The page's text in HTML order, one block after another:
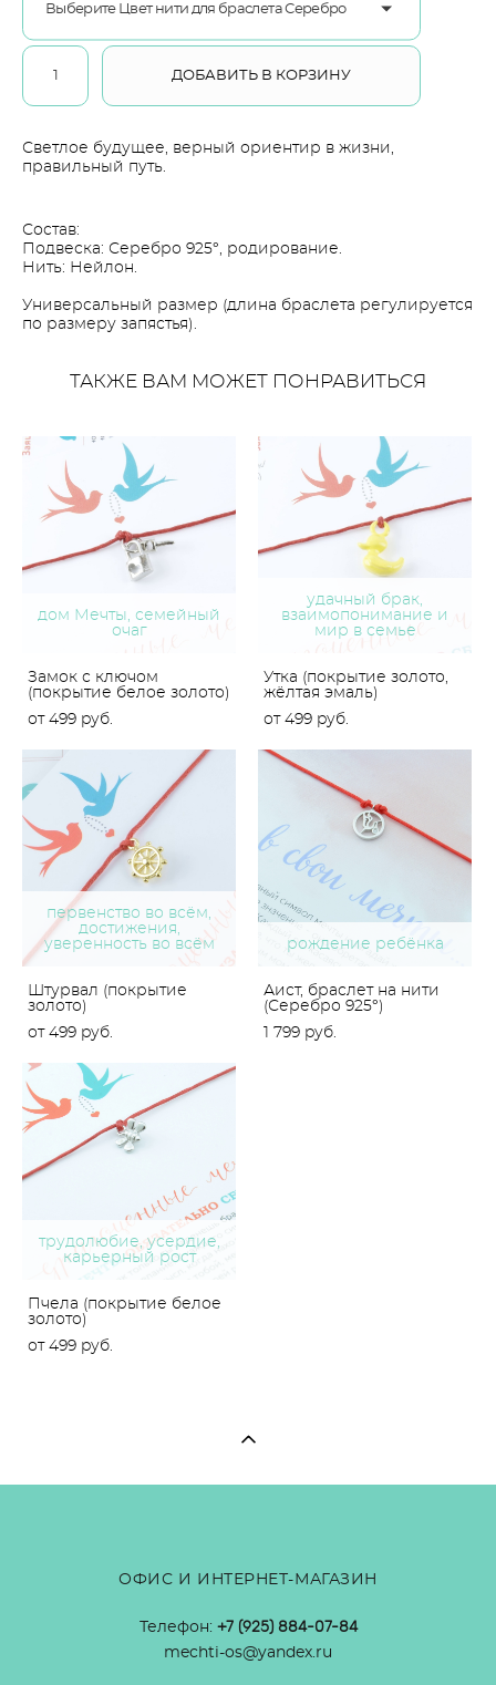
Выберите Цвет нити для браслета Серебро
ДОБАВИТЬ В КОРЗИНУ
Светлое будущее, верный ориентир в жизни,
правильный путь.
Состав:
Подвеска: Серебро 925°, родирование.
Нить: Нейлон.
Универсальный размер (длина браслета регулируется
по размеру запястья).
ТАКЖЕ ВАМ МОЖЕТ ПОНРАВИТЬСЯ
дом Мечты, семейный
очаг
Замок с ключом
(покрытие белое золото)
от 499 pуб.
удачный брак,
взаимопонимание и
мир в семье
Утка (покрытие золото,
жёлтая эмаль)
от 499 pуб.
первенство во всём,
достижения,
уверенность во всём
Штурвал (покрытие
золото)
от 499 pуб.
рождение ребёнка
Аист, браслет на нити
(Серебро 925°)
1 799 pуб.
трудолюбие, усердие,
карьерный рост
Пчела (покрытие белое
золото)
от 499 pуб.
ОФИС И ИНТЕРНЕТ-МАГАЗИН
Телефон: +7 (925) 884-07-84
mechti-os@yandex.ru